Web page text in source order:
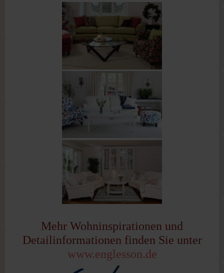
Mehr Wohninspirationen und
Detailinformationen finden Sie unter
www.englesson.de